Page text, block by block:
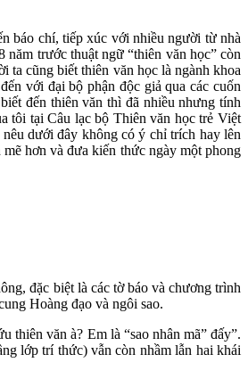
báo chí, tiếp xúc với nhiều người từ nhà
trước thuật ngữ “thiên văn học” còn
cũng biết thiên văn học là ngành khoa
với đại bộ phận độc giả qua các cuốn
đến thiên văn thì đã nhiều nhưng tính
tôi tại Câu lạc bộ Thiên văn học trẻ Việt
dưới đây không có ý chỉ trích hay lên
hơn và đưa kiến thức ngày một phong
đặc biệt là các tờ báo và chương trình
Hoàng đạo và ngôi sao.
văn à? Em là “sao nhân mã” đấy”.
lớp trí thức) vẫn còn nhầm lẫn hai khái